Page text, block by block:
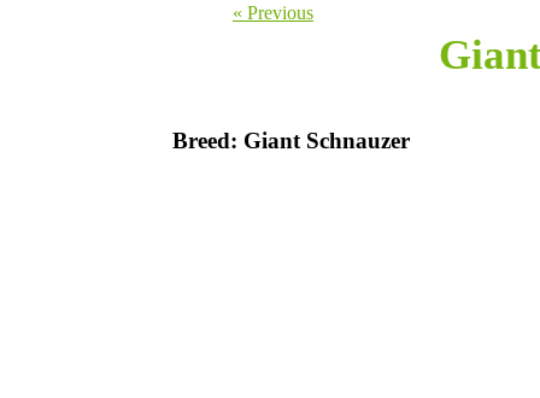
« Previous
Breed: Giant Schnauzer